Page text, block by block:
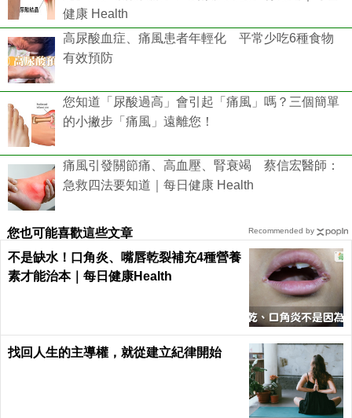
健康 Health
高尿酸血症、痛風患者年輕化 平常少吃6種食物
有效預防
您知道「尿酸過高」會引起「痛風」嗎？三個簡單
的小撇步「痛風」遠離您！
痛風引發關節痛、高血壓、腎衰竭 蔡信宏醫師：
急救四法要知道｜每日健康 Health
您也可能喜歡這些文章
不是缺水！口角炎、嘴唇乾裂補充4種營養
素才能治本｜每日健康Health
找回人生的主導權，就從建立紀律開始
Recommended by